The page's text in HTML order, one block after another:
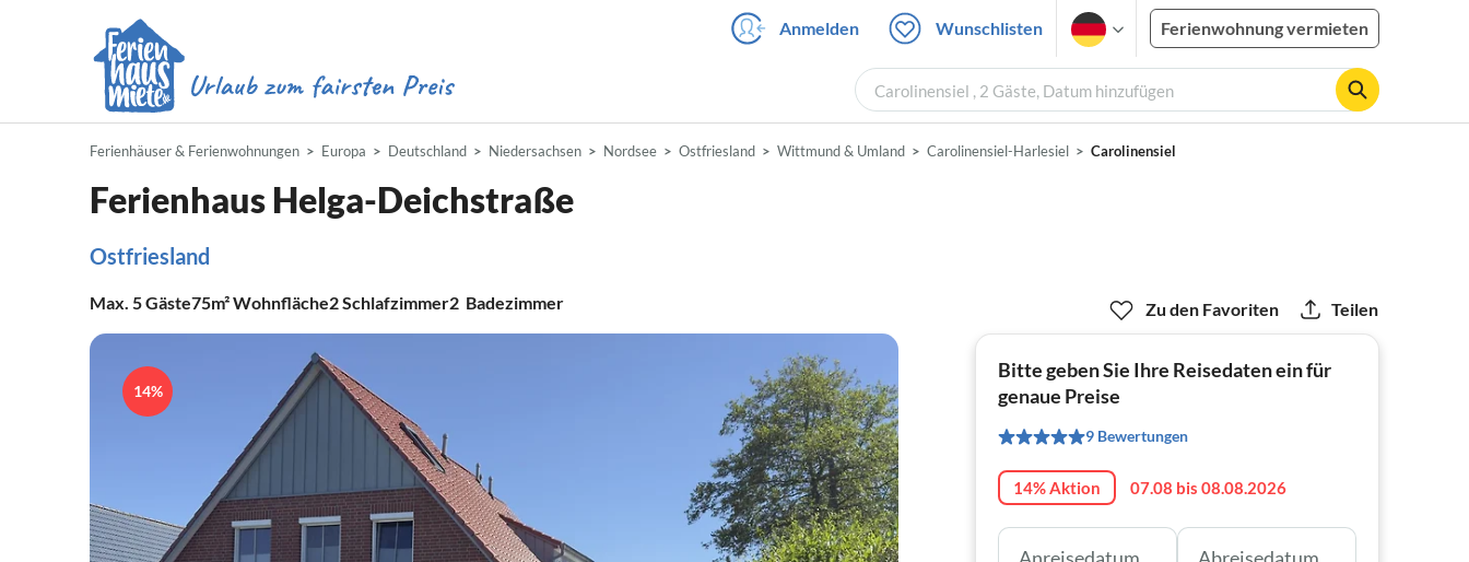
Anmelden Wunschlisten Ferienwohnung vermieten
Carolinensiel , 2 Gäste, Datum hinzufügen
Ferienhäuser & Ferienwohnungen Europa Deutschland Niedersachsen Nordsee Ostfriesland Wittmund & Umland Carolinensiel-Harlesiel Carolinensiel
Ferienhaus Helga-Deichstraße
Ostfriesland
Max. 5Gäste75m²Wohnfläche2Schlafzimmer2 Badezimmer
14%
Zu den Favoriten Teilen
Bitte geben Sie Ihre Reisedaten ein für
genaue Preise
9 Bewertungen
14% Aktion 07.08 bis 08.08.2026